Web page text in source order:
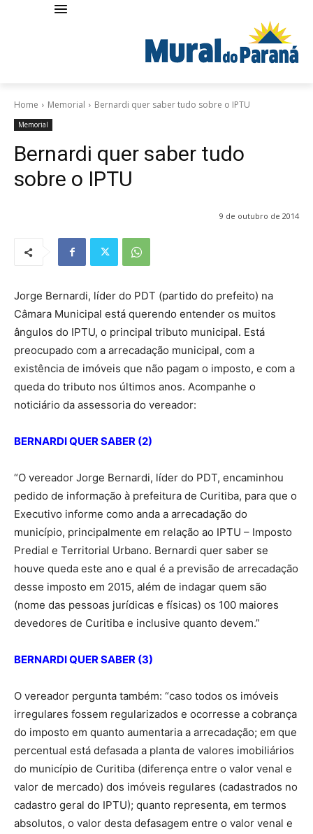
Home Memorial Bernardi quer saber tudo sobre o IPTU
Memorial
Bernardi quer saber tudo
sobre o IPTU
9 de outubro de 2014
Jorge Bernardi, líder do PDT (partido do prefeito) na
Câmara Municipal está querendo entender os muitos
ângulos do IPTU, o principal tributo municipal. Está
preocupado com a arrecadação municipal, com a
existência de imóveis que não pagam o imposto, e com a
queda do tributo nos últimos anos. Acompanhe o
noticiário da assessoria do vereador:
BERNARDI QUER SABER (2)
“O vereador Jorge Bernardi, líder do PDT, encaminhou
pedido de informação à prefeitura de Curitiba, para que o
Executivo informe como anda a arrecadação do
município, principalmente em relação ao IPTU – Imposto
Predial e Territorial Urbano. Bernardi quer saber se
houve queda este ano e qual é a previsão de arrecadação
desse imposto em 2015, além de indagar quem são
(nome das pessoas jurídicas e físicas) os 100 maiores
devedores de Curitiba e inclusive quanto devem.”
BERNARDI QUER SABER (3)
O vereador pergunta também: “caso todos os imóveis
irregulares fossem regularizados e ocorresse a cobrança
do imposto em quanto aumentaria a arrecadação; em que
percentual está defasada a planta de valores imobiliários
do município de Curitiba (diferença entre o valor venal e
valor de mercado) dos imóveis regulares (cadastrados no
cadastro geral do IPTU); quanto representa, em termos
absolutos, o valor desta defasagem entre o valor venal e